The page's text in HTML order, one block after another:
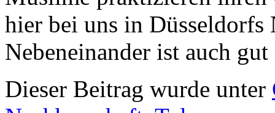
hier bei uns in Düsseldorfs
Nebeneinander ist auch gut
Dieser Beitrag wurde unter